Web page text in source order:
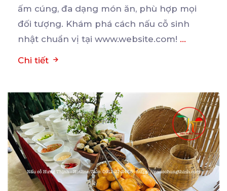
ấm cúng, đa dạng món ăn, phù hợp mọi
đối tượng. Khám phá cách nấu cỗ sinh
nhật chuẩn vị tại www.website.com! ...
Chi tiết